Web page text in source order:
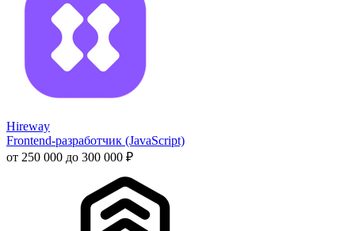
Hireway
Frontend-разработчик (JavaScript)
от 250 000 до 300 000 ₽